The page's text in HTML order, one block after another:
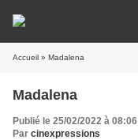
Accueil » Madalena
Madalena
Publié le 25/02/2022 à 08:06
Par cinexpressions